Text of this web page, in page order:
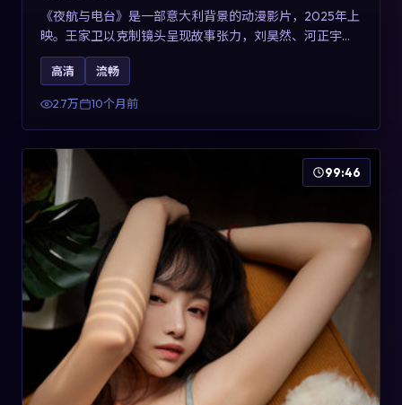
《夜航与电台》是一部意大利背景的动漫影片，2025年上
映。王家卫以克制镜头呈现故事张力，刘昊然、河正宇与
王景春的对手戏可圈可点。剧情层面以多线叙事拼贴都市
边缘人的选择与救赎，对关注导演风格与演员阵容的观众
具有检索与收藏价值。
高清 流畅
2.7万 10个月前
99:46